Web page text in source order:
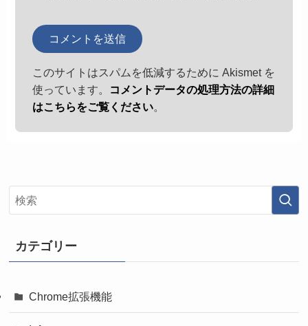
このサイトはスパムを低減するために Akismet を
使っています。
コメントデータの処理方法の詳細
はこちらをご覧ください。
カテゴリー
Chrome拡張機能